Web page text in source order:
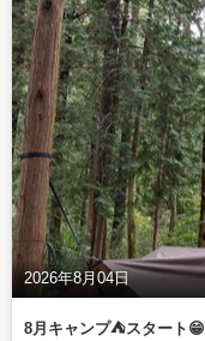
2026年8月04日
8月キャンプ⛺️スタート😁